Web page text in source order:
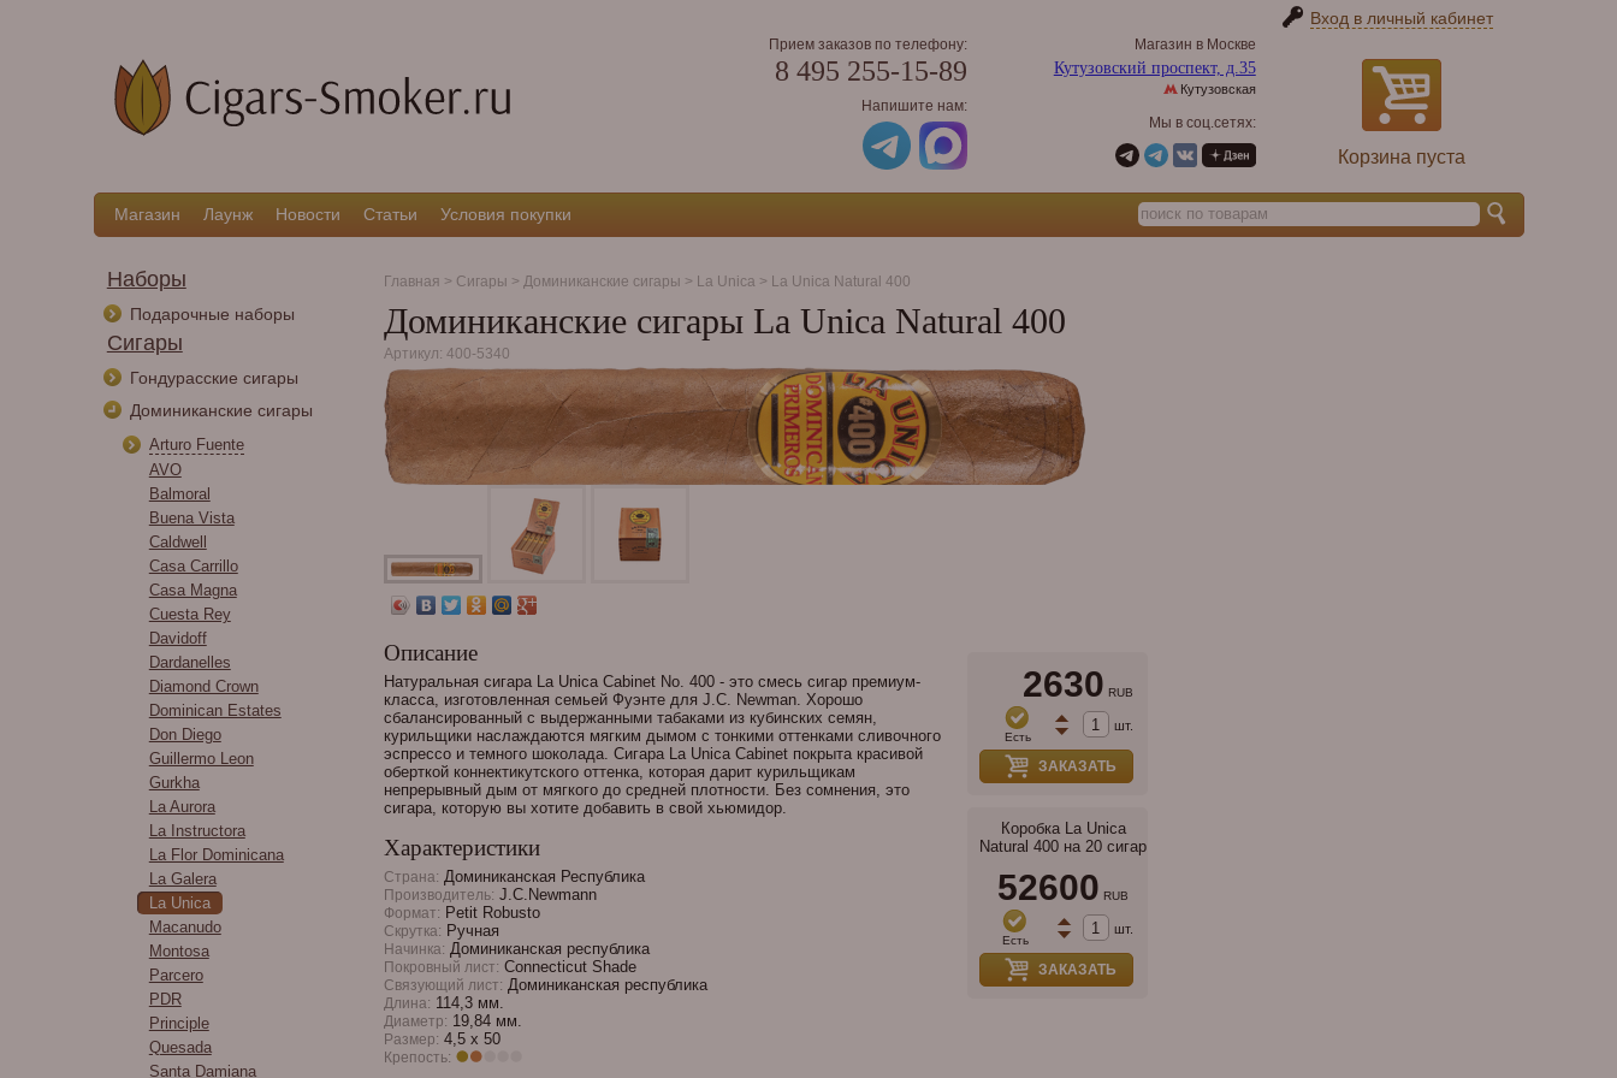
Вход в личный кабинет
Корзина пуста
Магазин в Москве
Кутузовский проспект, д.35
Кутузовская
Мы в соц.сетях:
Прием заказов по телефону:
8 495 255-15-89
Напишите нам:
Магазин Лаунж Новости Статьи Условия покупки
Наборы
Подарочные наборы
Сигары
Гондурасские сигары
Доминиканские сигары
Arturo Fuente
AVO
Balmoral
Buena Vista
Caldwell
Casa Carrillo
Casa Magna
Cuesta Rey
Davidoff
Dardanelles
Diamond Crown
Dominican Estates
Don Diego
Guillermo Leon
Gurkha
La Aurora
La Instructora
La Flor Dominicana
La Galera
La Unica
Macanudo
Montosa
Parcero
PDR
Principle
Quesada
Santa Damiana
Главная > Сигары > Доминиканские сигары > La Unica > La Unica Natural 400
Доминиканские сигары La Unica Natural 400
Артикул: 400-5340
Описание
Натуральная сигара La Unica Cabinet No. 400 - это смесь сигар премиум-
класса, изготовленная семьей Фуэнте для J.C. Newman. Хорошо
сбалансированный с выдержанными табаками из кубинских семян,
курильщики наслаждаются мягким дымом с тонкими оттенками сливочного
эспрессо и темного шоколада. Сигара La Unica Cabinet покрыта красивой
оберткой коннектикутского оттенка, которая дарит курильщикам
непрерывный дым от мягкого до средней плотности. Без сомнения, это
сигара, которую вы хотите добавить в свой хьюмидор.
Характеристики
Страна: Доминиканская Республика
Производитель: J.C.Newmann
Формат: Petit Robusto
Скрутка: Ручная
Начинка: Доминиканская республика
Покровный лист: Connecticut Shade
Связующий лист: Доминиканская республика
Длина: 114,3 мм.
Диаметр: 19,84 мм.
Размер: 4,5 x 50
Крепость:
2630 RUB
Есть
шт.
ЗАКАЗАТЬ
Коробка La Unica
Natural 400 на 20 сигар
52600 RUB
Есть
шт.
ЗАКАЗАТЬ